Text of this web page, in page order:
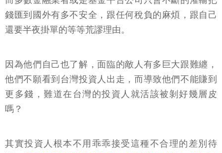
錢匯到國外有多不安全，跟任何稅負的麻煩，跟自己
還要半夜掛單的等等荒謬理由。
因為他們自己也了解，面臨的敵人有多巨大跟難纏，
他們不願看到台灣投資人出走，而導致他們不能賺到
更多錢，難道在台灣的投資人就活該被剝好幾層皮
嗎？
其實投資人根本不用乖乖接受這種不合理的差別待